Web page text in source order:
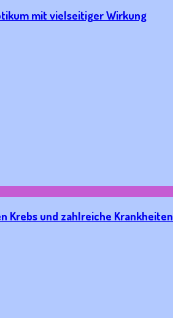
mit vielseitiger Wirkung
Krebs und zahlreiche Krankheiten